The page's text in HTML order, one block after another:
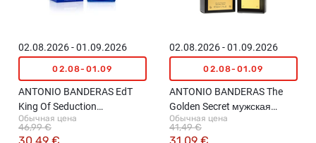
02.08.2026 - 01.09.2026
02.08-01.09
ANTONIO BANDERAS EdT
King Of Seduction
Summerland туалетная
вода для мужчин, 100мл
Обычная цена
46,99 €
02.08.2026 - 01.09.2026
02.08-01.09
ANTONIO BANDERAS The
Golden Secret мужская
туалетная вода, 50мл
Обычная цена
41,49 €